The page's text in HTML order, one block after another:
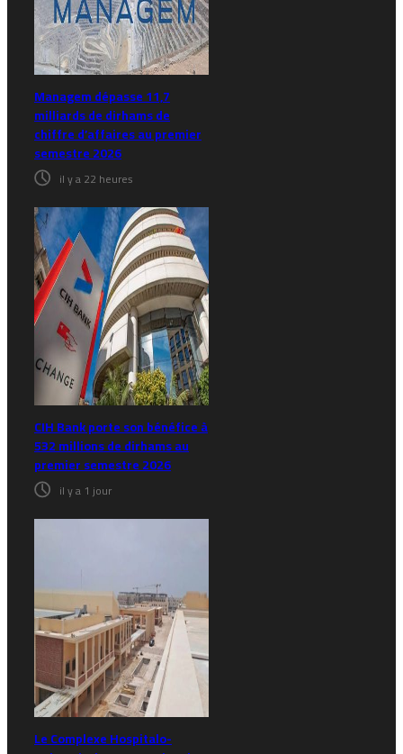
Managem dépasse 11,7
milliards de dirhams de
chiffre d’affaires au premier
semestre 2026
il y a 22 heures
CIH Bank porte son bénéfice à
532 millions de dirhams au
premier semestre 2026
il y a 1 jour
Le Complexe Hospitalo-